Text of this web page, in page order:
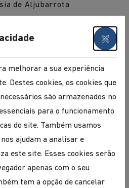
de Aljubarrota
de São Martinho do Porto –
2024
melhorar a sua experiência
Destes cookies, os cookies que
são armazenados no
para o funcionamento
do site. Também usamos
ajudam a analisar e
este site. Esses cookies serão
apenas com o seu
tem a opção de cancelar